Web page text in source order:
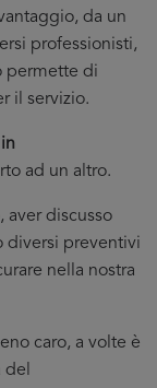
da un
professionisti,
permette di
il servizio.
ad un altro.
aver discusso
diversi preventivi
nella nostra
caro, a volte è